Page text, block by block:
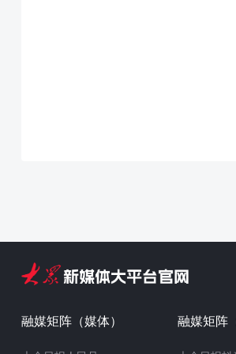
融媒矩阵（媒体） 融媒矩阵